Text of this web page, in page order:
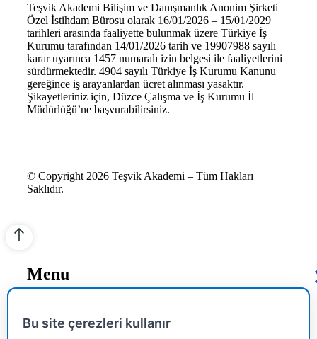
Teşvik Akademi Bilişim ve Danışmanlık Anonim Şirketi
Özel İstihdam Bürosu olarak 16/01/2026 – 15/01/2029
tarihleri arasında faaliyette bulunmak üzere Türkiye İş
Kurumu tarafından 14/01/2026 tarih ve 19907988 sayılı
karar uyarınca 1457 numaralı izin belgesi ile faaliyetlerini
sürdürmektedir. 4904 sayılı Türkiye İş Kurumu Kanunu
gereğince iş arayanlardan ücret alınması yasaktır.
Şikayetleriniz için, Düzce Çalışma ve İş Kurumu İl
Müdürlüğü’ne başvurabilirsiniz.
© Copyright 2026 Teşvik Akademi – Tüm Hakları
Saklıdır.
Menu
Bu site çerezleri kullanır